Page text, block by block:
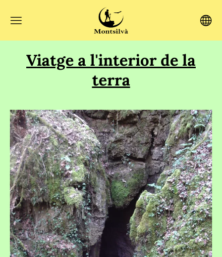
Viatge a l'interior de la
terra